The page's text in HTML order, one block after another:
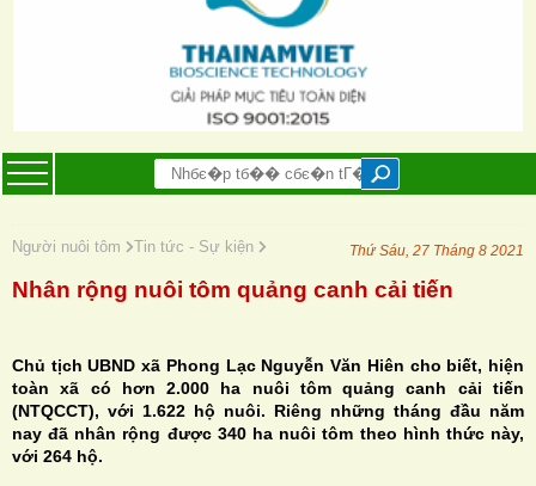
Người nuôi tôm Tin tức - Sự kiện Thứ Sáu, 27 Tháng 8 2021
Nhân rộng nuôi tôm quảng canh cải tiến
Chủ tịch UBND xã Phong Lạc Nguyễn Văn Hiên cho biết, hiện
toàn xã có hơn 2.000 ha nuôi tôm quảng canh cải tiến
(NTQCCT), với 1.622 hộ nuôi. Riêng những tháng đầu năm
nay đã nhân rộng được 340 ha nuôi tôm theo hình thức này,
với 264 hộ.